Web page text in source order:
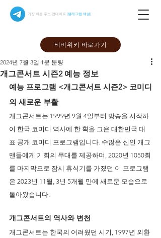
가장 빠른 주소 업데이트 (텔레그램 채널)
티비위키 바로가기
개그콘서트 시즌2 예능 정보
2024년 7월 3일 1분 분량
예능 프로그램 <개그콘서트 시즌2> 코미디
의 새로운 부활
개그콘서트는 1999년 9월 4일부터 방송을 시작하
여 한국 코미디 역사에 한 획을 그은 대한민국 대
표 공개 코미디 프로그램입니다. 수많은 신인 개그
맨들에게 기회의 무대를 제공하며, 2020년 1050회
를 마지막으로 잠시 휴식기를 가졌던 이 프로그램
은 2023년 11월, 3년 5개월 만에 새로운 모습으로
돌아왔습니다.
개그콘서트의 역사와 변천
개그콘서트는 한국의 어려웠던 시기, 1997년 외환